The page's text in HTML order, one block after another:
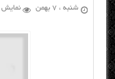
شنبه ، ۷ بهمن نمایش 1,196